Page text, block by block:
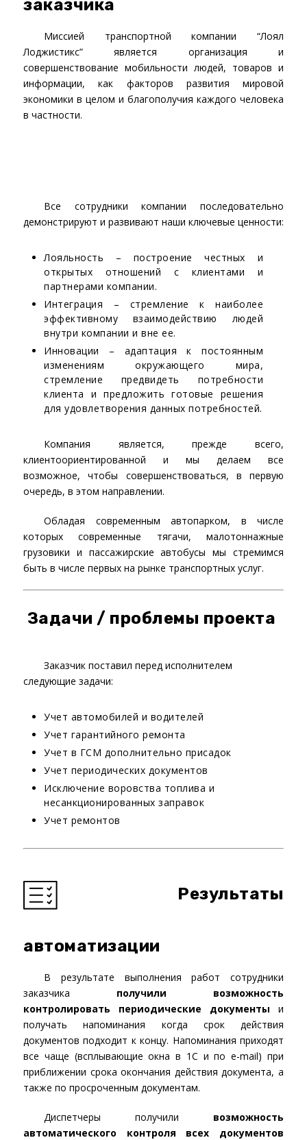
заказчика
Миссией транспортной компании “Лоял
Лоджистикс” является организация и
совершенствование мобильности людей, товаров и
информации, как факторов развития мировой
экономики в целом и благополучия каждого человека
в частности.
Все сотрудники компании последовательно
демонстрируют и развивают наши ключевые ценности:
Лояльность – построение честных и
открытых отношений с клиентами и
партнерами компании.
Интеграция – стремление к наиболее
эффективному взаимодействию людей
внутри компании и вне ее.
Инновации – адаптация к постоянным
изменениям окружающего мира,
стремление предвидеть потребности
клиента и предложить готовые решения
для удовлетворения данных потребностей.
Компания является, прежде всего,
клиентоориентированной и мы делаем все
возможное, чтобы совершенствоваться, в первую
очередь, в этом направлении.
Обладая современным автопарком, в числе
которых современные тягачи, малотоннажные
грузовики и пассажирские автобусы мы стремимся
быть в числе первых на рынке транспортных услуг.
Задачи / проблемы проекта
Заказчик поставил перед исполнителем
следующие задачи:
Учет автомобилей и водителей
Учет гарантийного ремонта
Учет в ГСМ дополнительно присадок
Учет периодических документов
Исключение воровства топлива и
несанкционированных заправок
Учет ремонтов
Результаты
автоматизации
В результате выполнения работ сотрудники
заказчика получили возможность
контролировать периодические документы и
получать напоминания когда срок действия
документов подходит к концу. Напоминания приходят
все чаще (всплывающие окна в 1С и по e-mail) при
приближении срока окончания действия документа, а
также по просроченным документам.
Диспетчеры получили возможность
автоматического контроля всех документов